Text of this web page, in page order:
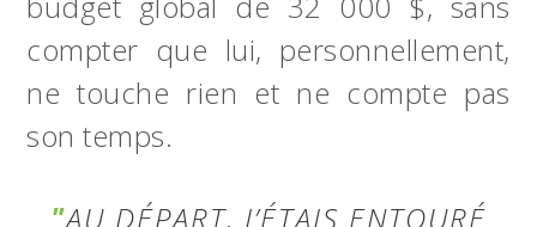
compter que lui, personnellement,
ne touche rien et ne compte pas
son temps.
AU DÉPART, J’ÉTAIS ENTOURÉ